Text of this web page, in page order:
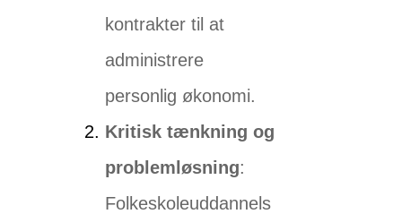
kontrakter til at
administrere
personlig økonomi.
Kritisk tænkning og
problemløsning:
Folkeskoleuddannels